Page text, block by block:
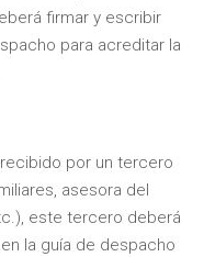
firmar y escribir
para acreditar la
por un tercero
asesora del
este tercero deberá
la guía de despacho